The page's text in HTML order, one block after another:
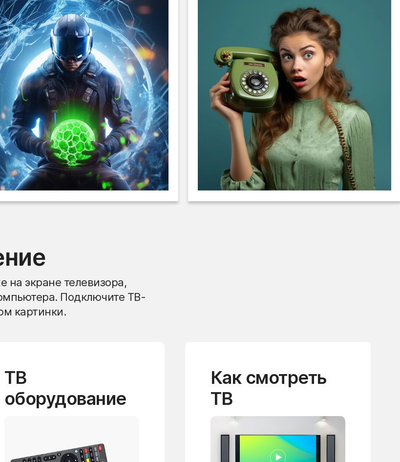
экране телевизора,
Подключите ТВ-
картинки.
ТВ
оборудование
Как смотреть
ТВ